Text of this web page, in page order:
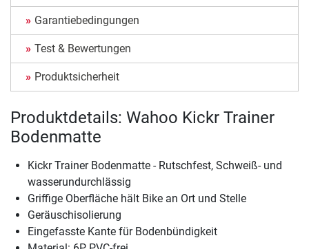
Garantiebedingungen
Test & Bewertungen
Produktsicherheit
Produktdetails: Wahoo Kickr Trainer
Bodenmatte
Kickr Trainer Bodenmatte - Rutschfest, Schweiß- und
wasserundurchlässig
Griffige Oberfläche hält Bike an Ort und Stelle
Geräuschisolierung
Eingefasste Kante für Bodenbündigkeit